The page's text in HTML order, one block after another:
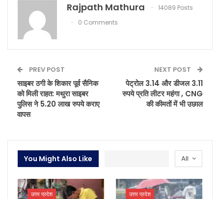
Rajpath Mathura
14089 Posts
0 Comments
PREV POST
साइबर ठगी के शिकार पूर्व सैनिक
को मिली राहत: मथुरा साइबर
पुलिस ने 5.20 लाख रुपये कराए
वापस
NEXT POST
पेट्रोल 3.14 और डीजल 3.11
रुपये प्रति लीटर महंगा , CNG
की कीमतों में भी उछाल
All
You Might Also Like
उत्तर प्रदेश उत्तर प्रदेश